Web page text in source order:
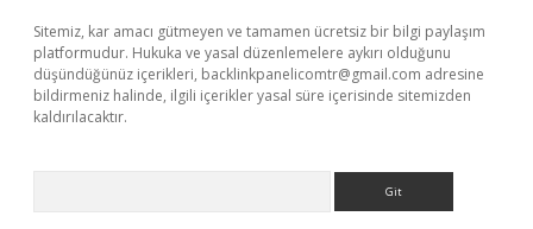
Sitemiz, kar amacı gütmeyen ve tamamen ücretsiz bir bilgi paylaşım
platformudur. Hukuka ve yasal düzenlemelere aykırı olduğunu
düşündüğünüz içerikleri, backlinkpanelicomtr@gmail.com adresine
bildirmeniz halinde, ilgili içerikler yasal süre içerisinde sitemizden
kaldırılacaktır.